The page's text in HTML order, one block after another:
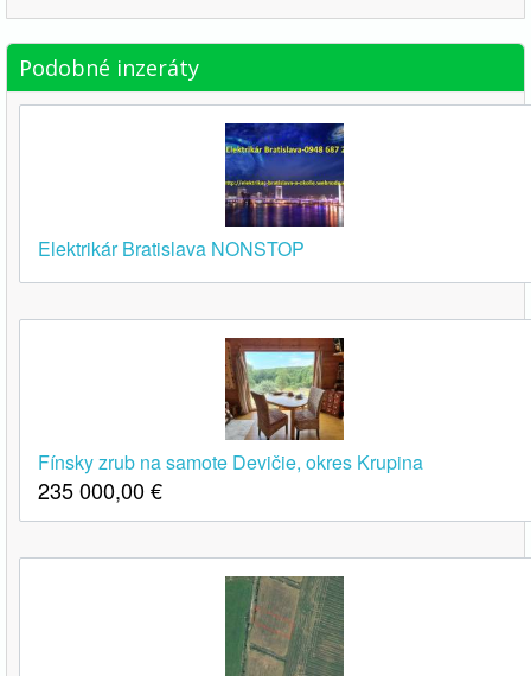
Podobné inzeráty
Elektrikár Bratislava NONSTOP
Fínsky zrub na samote Devičie, okres Krupina
235 000,00€